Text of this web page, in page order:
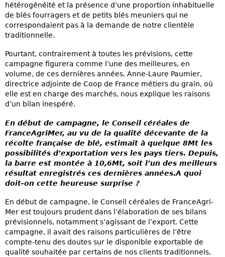
hétérogénéité et la présence d’une proportion inhabituelle
de blés fourragers et de petits blés meuniers qui ne
correspondaient pas à la demande de notre clientèle
traditionnelle.
Pourtant, contrairement à toutes les prévisions, cette
campagne figurera comme l’une des meilleures, en
volume, de ces dernières années. Anne-Laure Paumier,
directrice adjointe de Coop de France métiers du grain, où
elle est en charge des marchés, nous explique les raisons
d’un bilan inespéré.
En début de campagne, le Conseil céréales de
FranceAgriMer, au vu de la qualité décevante de la
récolte française de blé, estimait à quelque 8Mt les
possibilités d’exportation vers les pays tiers. Depuis,
la barre est montée à 10,6Mt, soit l’un des meilleurs
résultat enregistrés ces dernières années.A quoi
doit-on cette heureuse surprise ?
En début de campagne, le Conseil céréales de FranceAgri-
Mer est toujours prudent dans l’élaboration de ses bilans
prévisionnels, notamment s’agissant de l’export. Cette
campagne, il avait des raisons particulières de l’être
compte-tenu des doutes sur le disponible exportable de
qualité souhaitée par certains de nos clients traditionnels,